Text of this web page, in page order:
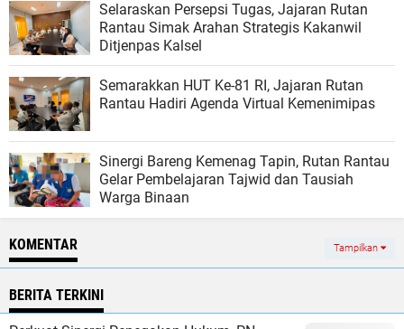
Selaraskan Persepsi Tugas, Jajaran Rutan
Rantau Simak Arahan Strategis Kakanwil
Ditjenpas Kalsel
Semarakkan HUT Ke-81 RI, Jajaran Rutan
Rantau Hadiri Agenda Virtual Kemenimipas
Sinergi Bareng Kemenag Tapin, Rutan Rantau
Gelar Pembelajaran Tajwid dan Tausiah
Warga Binaan
KOMENTAR Tampilkan
BERITA TERKINI